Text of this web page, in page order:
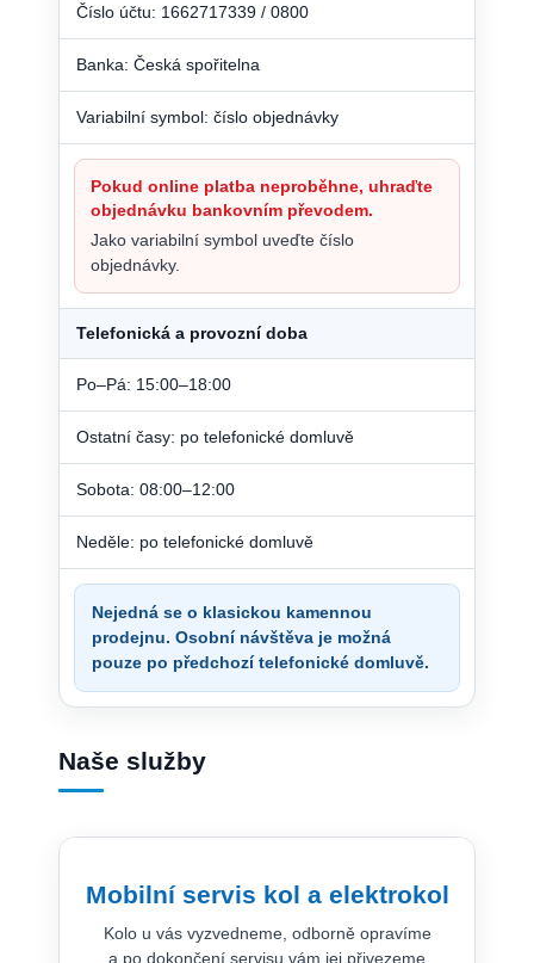
Číslo účtu: 1662717339 / 0800
Banka: Česká spořitelna
Variabilní symbol: číslo objednávky
Pokud online platba neproběhne, uhraďte
objednávku bankovním převodem.
Jako variabilní symbol uveďte číslo
objednávky.
Telefonická a provozní doba
Po–Pá: 15:00–18:00
Ostatní časy: po telefonické domluvě
Sobota: 08:00–12:00
Neděle: po telefonické domluvě
Nejedná se o klasickou kamennou
prodejnu. Osobní návštěva je možná
pouze po předchozí telefonické domluvě.
Naše služby
Mobilní servis kol a elektrokol
Kolo u vás vyzvedneme, odborně opravíme
a po dokončení servisu vám jej přivezeme